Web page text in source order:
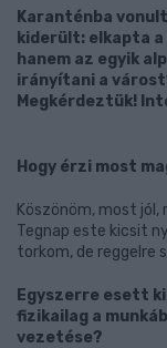
Karanténba
kiderült: elkapta a
hanem az egyik
irányítani a
Megkérdeztük!
Hogy érzi most
Köszönöm, most
Tegnap este kicsit
torkom, de reggelre
Egyszerre esett
fizikailag a
vezetése?